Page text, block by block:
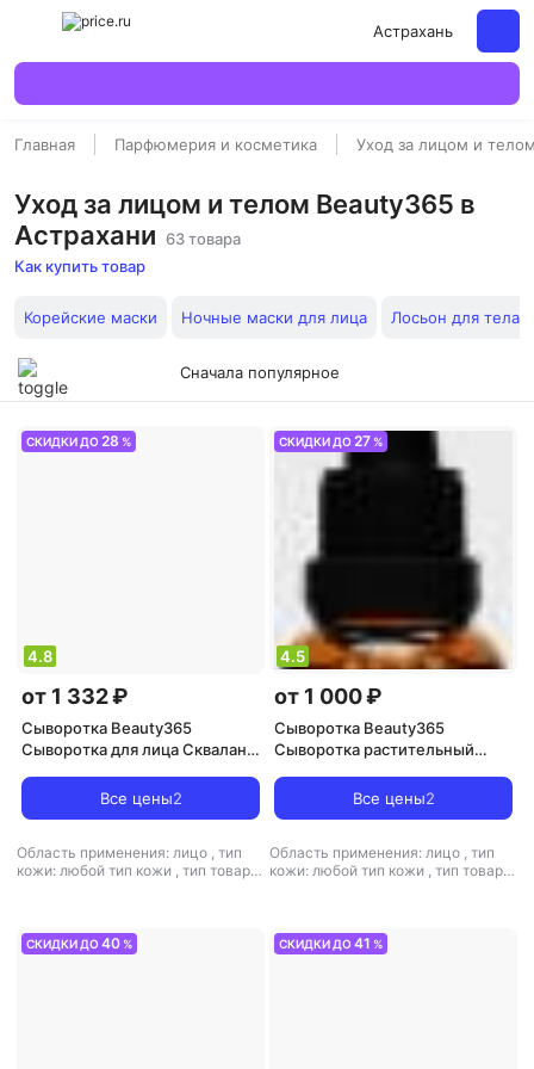
Астрахань
Главная Парфюмерия и косметика Уход за лицом и
Уход за лицом и телом Beauty365 в
Астрахани 63 товара
Как купить товар
Корейские маски Ночные маски для лица Лосьон для тела
Сначала популярное
СКИДКИ ДО28 %
4.8
от 1 332 ₽
Сыворотка Beauty365
Сыворотка для лица Сквалан
Все цены2
Область применения: лицо , тип
кожи: любой тип кожи , тип товара:
СКИДКИ ДО27 %
4.5
от 1 000 ₽
Сыворотка Beauty365
Сыворотка растительный
Все цены2
Область применения: лицо , тип
кожи: любой тип кожи , тип товара:
СКИДКИ ДО40 % СКИДКИ ДО41 %